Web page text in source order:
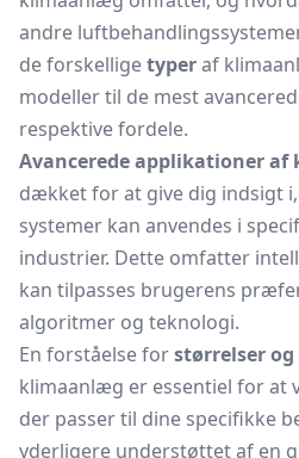
andre
de forskelligetyperaf
modeller til de mest
respektive fordele.
Avancerede applikationer
dækket for at give dig indsigt
systemer kan anvendes i
industrier. Dette omfatter
kan tilpasses brugerens
algoritmer og teknologi.
En forståelse forstørrelser
klimaanlæg er essentiel for at
der passer til dine specifikke
yderligere understøttet af en